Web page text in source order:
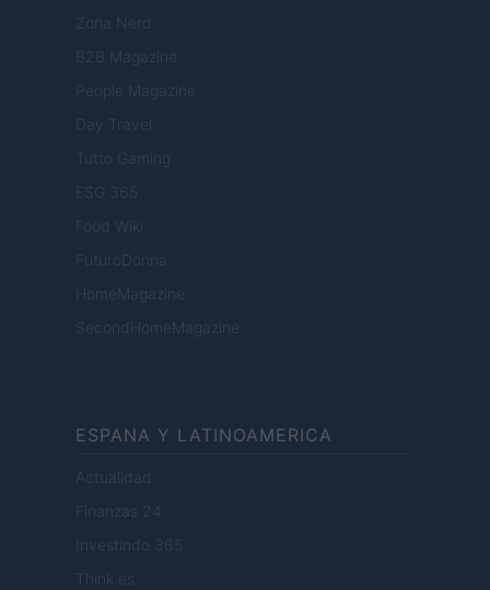
Zona Nerd
B2B Magazine
People Magazine
Day Travel
Tutto Gaming
ESG 365
Food Wiki
FuturoDonna
HomeMagazine
SecondHomeMagazine
ESPANA Y LATINOAMERICA
Actualidad
Finanzas 24
Investindo 365
Think.es